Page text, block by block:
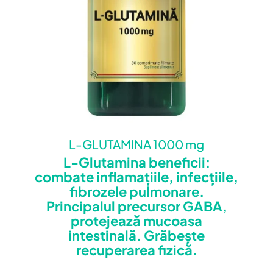
pagina
produsului.
L-GLUTAMINA 1000 mg
L-Glutamina beneficii:
combate inflamațiile, infecțiile,
fibrozele pulmonare.
Principalul precursor GABA,
protejează mucoasa
intestinală. Grăbește
recuperarea fizică.